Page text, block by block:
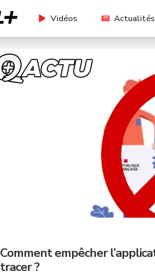
Vidéos Actualités
Comment empêcher
tracer ?